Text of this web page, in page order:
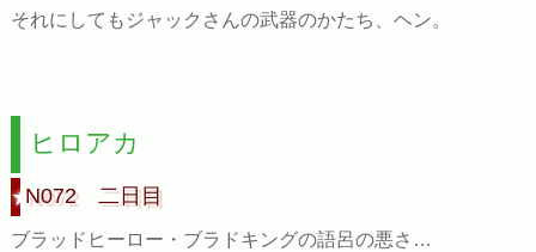
それにしてもジャックさんの武器のかたち、ヘン。
ヒロアカ
N072 二日目
ブラッドヒーロー・ブラドキングの語呂の悪さ…